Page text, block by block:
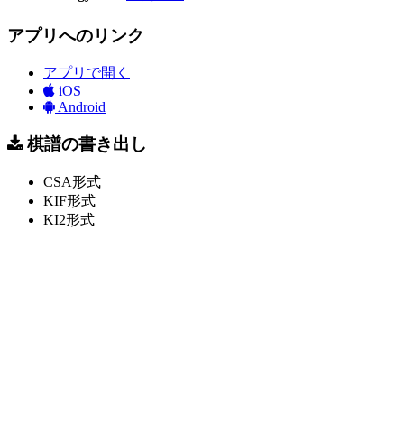
アプリへのリンク
アプリで開く
iOS
Android
棋譜の書き出し
CSA形式
KIF形式
KI2形式